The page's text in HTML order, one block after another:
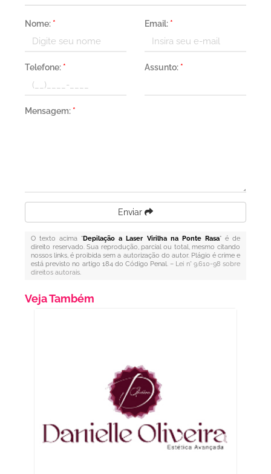
Nome: * Email: *
Telefone: * Assunto: *
Mensagem: *
Enviar
O texto acima "Depilação a Laser Virilha na Ponte Rasa" é de
direito reservado. Sua reprodução, parcial ou total, mesmo citando
nossos links, é proibida sem a autorização do autor. Plágio é crime e
está previsto no artigo 184 do Código Penal. – Lei n° 9.610-98 sobre
direitos autorais.
Veja Também